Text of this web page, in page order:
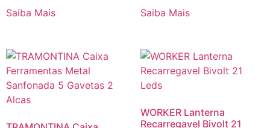
Saiba Mais Saiba Mais
WORKER Lanterna
Recarregavel Bivolt 21